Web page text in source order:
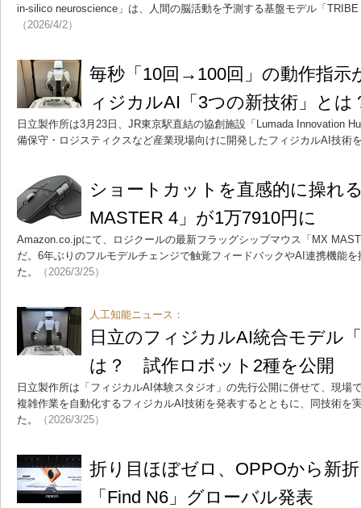
in-silico neuroscience」は、人間の脳活動を予測する基盤モデル「
（2026/4/2）
毎秒「10回→100回」の動作指
ィジカルAI「3つの新技術」とは
日立製作所は3月23日、JR東京駅直結の協創施設「Lumada Innovation
備保守・ロジスティクスなど産業現場向けに開発したフィジカルAI技術
ショートカットを直感的に操れ
MASTER 4」が1万7910円に
Amazon.co.jpにて、ロジクールの最新フラッグシップマウス「MX
だ。6年ぶりのフルモデルチェンジで触覚フィードバックやAI連携機能
た。
（2026/3/25）
人工知能ニュース：
日立のフィジカルAI統合モデル
は？ 試作ロボット2種を公開
日立製作所は「フィジカルAI体験スタジオ」の先行公開に併せて、現場
複雑作業を自動化するフィジカルAI技術を発表するとともに、同技術を
た。
（2026/3/25）
折り目ほぼゼロ、OPPOから新
「Find N6」グローバル発表